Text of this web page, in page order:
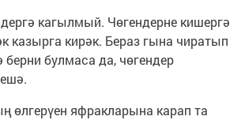
кагылмый. Чөгендерне кишергә
казырга кирәк. Бераз гына чиратып
берни булмаса да, чөгендер
өлгерүен яфракларына карап та